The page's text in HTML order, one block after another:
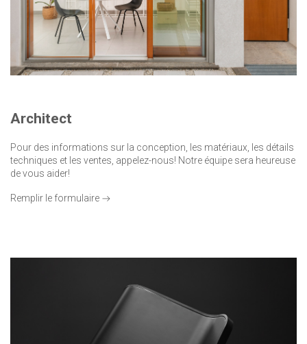
Architect
Pour des informations sur la conception, les matériaux, les détails
techniques et les ventes, appelez-nous! Notre équipe sera heureuse
de vous aider!
Remplir le formulaire